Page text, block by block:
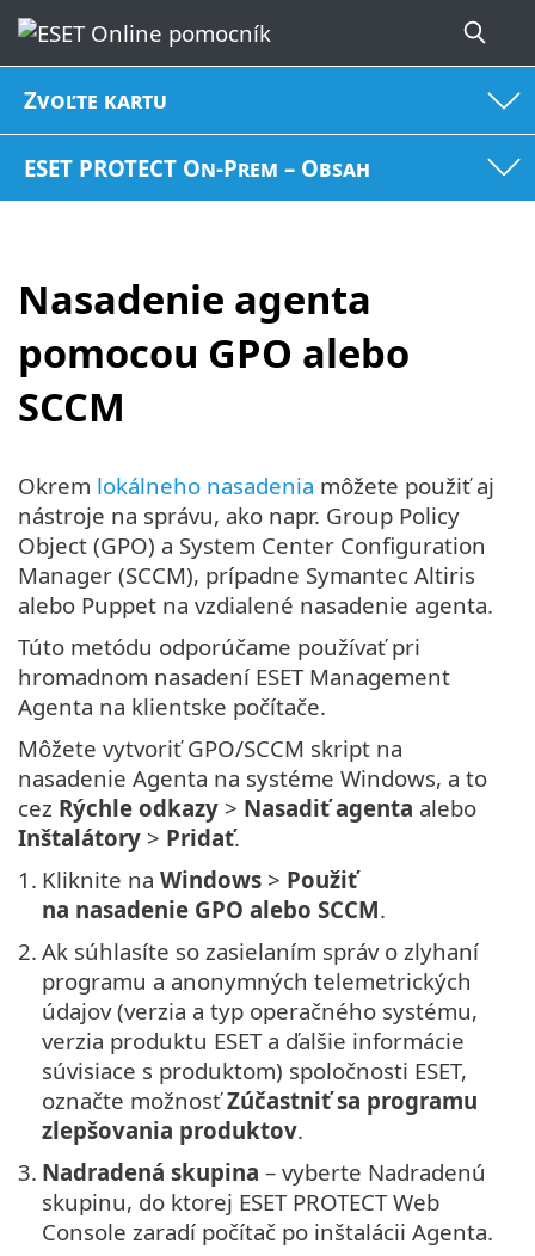
Zvoľte kartu
ESET PROTECT On-Prem – Obsah
Nasadenie agenta
pomocou GPO alebo
SCCM
Okrem lokálneho nasadenia môžete použiť aj
nástroje na správu, ako napr. Group Policy
Object (GPO) a System Center Configuration
Manager (SCCM), prípadne Symantec Altiris
alebo Puppet na vzdialené nasadenie agenta.
Túto metódu odporúčame používať pri
hromadnom nasadení ESET Management
Agenta na klientske počítače.
Môžete vytvoriť GPO/SCCM skript na
nasadenie Agenta na systéme Windows, a to
cez Rýchle odkazy > Nasadiť agenta alebo
Inštalátory > Pridať.
1. Kliknite na Windows > Použiť
na nasadenie GPO alebo SCCM.
2. Ak súhlasíte so zasielaním správ o zlyhaní
programu a anonymných telemetrických
údajov (verzia a typ operačného systému,
verzia produktu ESET a ďalšie informácie
súvisiace s produktom) spoločnosti ESET,
označte možnosťZúčastniť sa programu
zlepšovania produktov.
3. Nadradená skupina – vyberte Nadradenú
skupinu, do ktorej ESET PROTECT Web
Console zaradí počítač po inštalácii Agenta.